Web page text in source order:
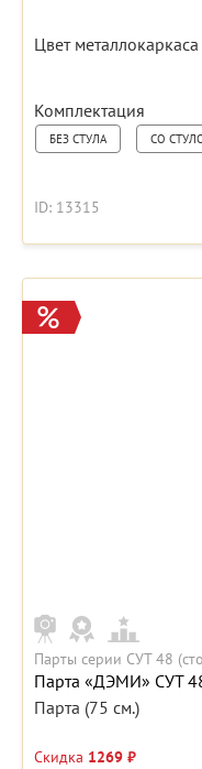
Цвет металлокаркаса
Комплектация
БЕЗ СТУЛА СО
ID: 13315
Парты серии СУТ 48
Парта «ДЭМИ» СУТ
Парта (75 см.)
Скидка 1269 ₽